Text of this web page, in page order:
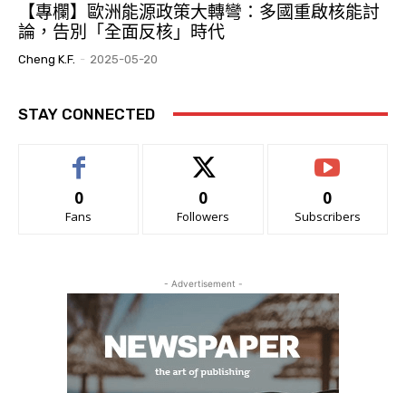
【專欄】歐洲能源政策大轉彎：多國重啟核能討
論，告別「全面反核」時代
Cheng K.F. - 2025-05-20
STAY CONNECTED
0
Fans
0
Followers
0
Subscribers
- Advertisement -